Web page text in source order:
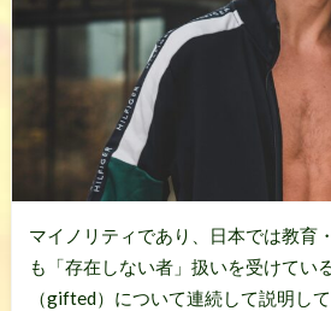
マイノリティであり、日本では教育
も「存在しない者」扱いを受けてい
（gifted）について連続して説明し